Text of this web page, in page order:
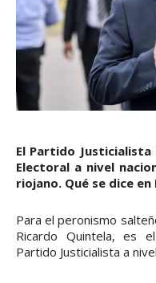
El Partido
Electoral a nivel
riojano. Qué se dice en
Para el peronismo
Ricardo Quintela, es
Partido Justicialista a